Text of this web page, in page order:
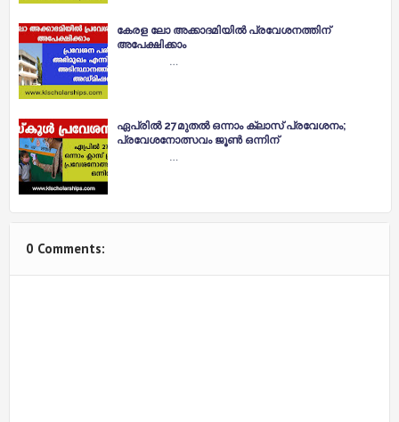
കേരള ലോ അക്കാദമിയില്‍ പ്രവേശനത്തിന്
അപേക്ഷിക്കാം
…
ഏപ്രിൽ 27മുതൽ ഒന്നാം ക്ലാസ് പ്രവേശനം;
പ്രവേശനോത്സവം ജൂൺ ഒന്നിന്
…
0 Comments: